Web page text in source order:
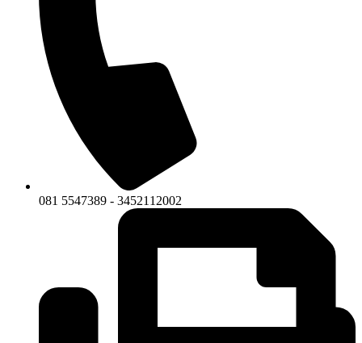
081 5547389 - 3452112002